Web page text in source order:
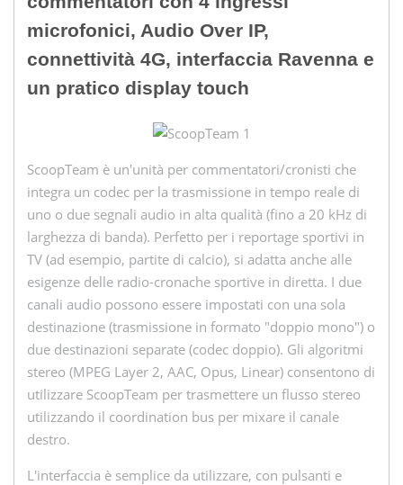
microfonici, Audio Over IP,
connettività 4G, interfaccia Ravenna e
un pratico display touch
ScoopTeam è un'unità per commentatori/cronisti che
integra un codec per la trasmissione in tempo reale di
uno o due segnali audio in alta qualità (fino a 20 kHz di
larghezza di banda). Perfetto per i reportage sportivi in
TV (ad esempio, partite di calcio), si adatta anche alle
esigenze delle radio-cronache sportive in diretta. I due
canali audio possono essere impostati con una sola
destinazione (trasmissione in formato "doppio mono") o
due destinazioni separate (codec doppio). Gli algoritmi
stereo (MPEG Layer 2, AAC, Opus, Linear) consentono di
utilizzare ScoopTeam per trasmettere un flusso stereo
utilizzando il coordination bus per mixare il canale
destro.
L'interfaccia è semplice da utilizzare, con pulsanti e